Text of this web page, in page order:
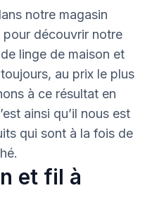
notre magasin
pour découvrir notre
linge de maison et
au prix le plus
à ce résultat en
ainsi qu’il nous est
qui sont à la fois de
et fil à